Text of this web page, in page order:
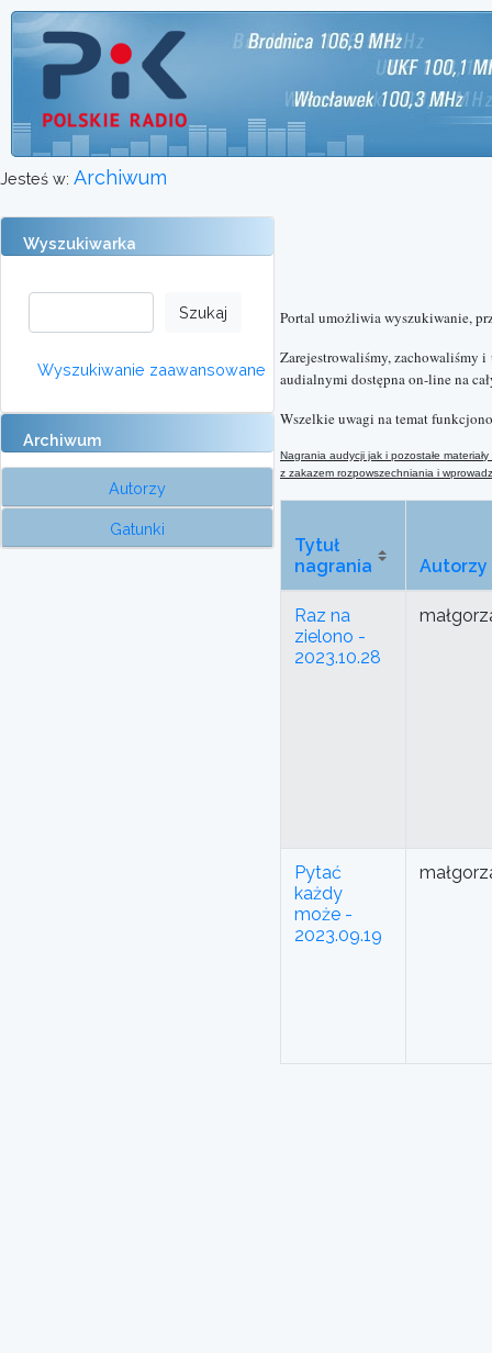
Jesteś w: Archiwum
Wyszukiwarka
Wyszukiwanie zaawansowane
Archiwum
Autorzy
Gatunki
Portal umożliwia wyszukiwanie,
Zarejestrowaliśmy, zachowaliśmy
audialnymi dostępna on-line na
Wszelkie uwagi na temat
Nagrania audycji jak i pozostałe
z zakazem rozpowszechniania i
Tytuł
nagrania
Autorzy
Raz na
zielono -
2023.10.28
Pytać
każdy
może -
2023.09.19